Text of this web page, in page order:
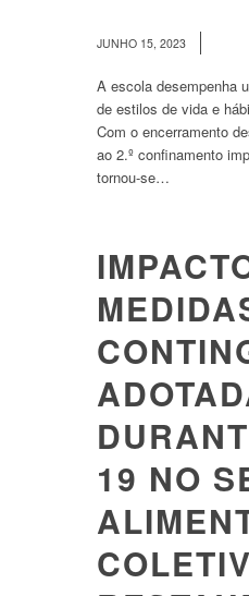
JUNHO 15, 2023
A escola desempenha
de estilos de vida e
Com o encerramento
ao 2.º confinamento
tornou-se…
19 NO